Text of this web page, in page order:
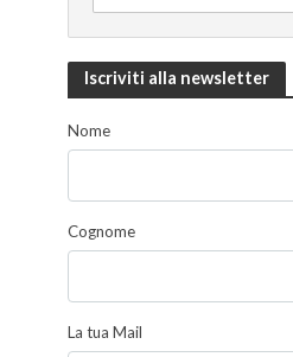
Iscriviti alla newsletter
Nome
Cognome
La tua Mail